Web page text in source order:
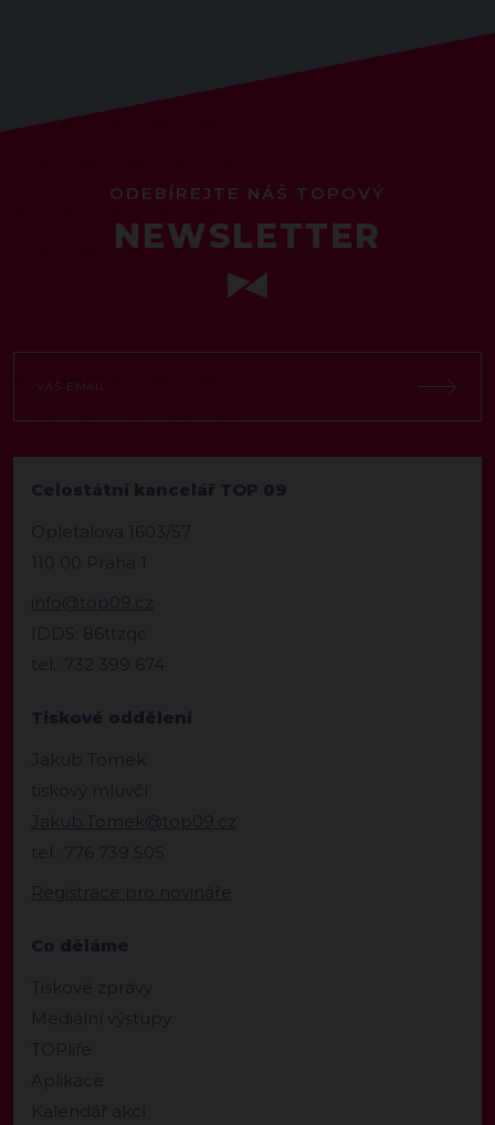
ODEBÍREJTE NÁŠ TOPOVÝ
NEWSLETTER
Celostátní kancelář TOP 09
Opletalova 1603/57
110 00 Praha 1
info@top09.cz
IDDS: 86ttzqc
tel.: 732 399 674
Tiskové oddělení
Jakub Tomek
tiskový mluvčí
Jakub.Tomek@top09.cz
tel.: 776 739 505
Registrace pro novináře
Co děláme
Tiskové zprávy
Mediální výstupy
TOPlife
Aplikace
Kalendář akcí